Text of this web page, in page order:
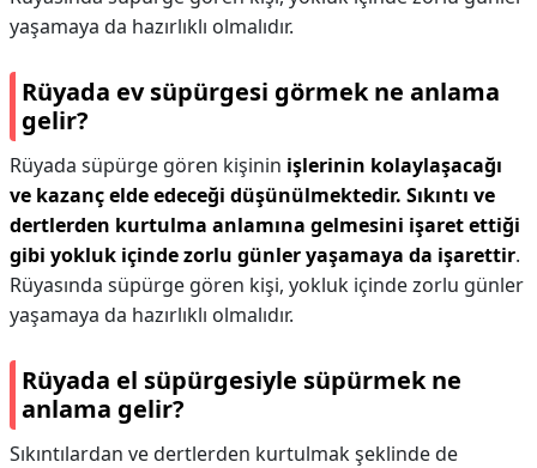
yaşamaya da hazırlıklı olmalıdır.
Rüyada ev süpürgesi görmek ne anlama
gelir?
Rüyada süpürge gören kişinin işlerinin kolaylaşacağı
ve kazanç elde edeceği düşünülmektedir. Sıkıntı ve
dertlerden kurtulma anlamına gelmesini işaret ettiği
gibi yokluk içinde zorlu günler yaşamaya da işarettir.
Rüyasında süpürge gören kişi, yokluk içinde zorlu günler
yaşamaya da hazırlıklı olmalıdır.
Rüyada el süpürgesiyle süpürmek ne
anlama gelir?
Sıkıntılardan ve dertlerden kurtulmak şeklinde de